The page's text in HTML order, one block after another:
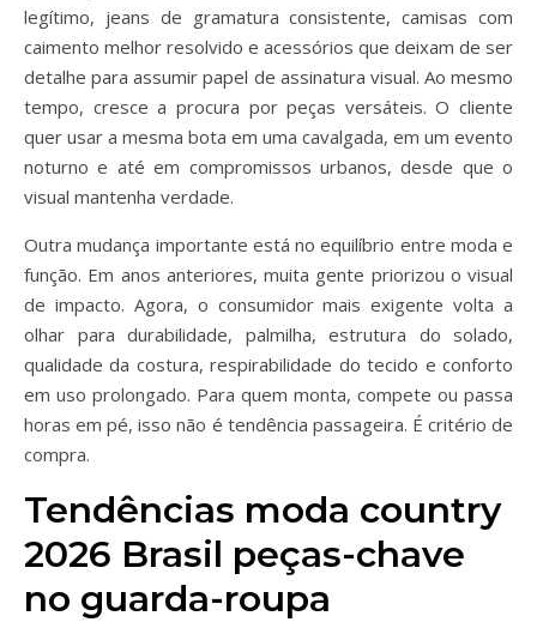
legítimo, jeans de gramatura consistente, camisas com
caimento melhor resolvido e acessórios que deixam de ser
detalhe para assumir papel de assinatura visual. Ao mesmo
tempo, cresce a procura por peças versáteis. O cliente
quer usar a mesma bota em uma cavalgada, em um evento
noturno e até em compromissos urbanos, desde que o
visual mantenha verdade.
Outra mudança importante está no equilíbrio entre moda e
função. Em anos anteriores, muita gente priorizou o visual
de impacto. Agora, o consumidor mais exigente volta a
olhar para durabilidade, palmilha, estrutura do solado,
qualidade da costura, respirabilidade do tecido e conforto
em uso prolongado. Para quem monta, compete ou passa
horas em pé, isso não é tendência passageira. É critério de
compra.
Tendências moda country
2026 Brasil peças-chave
no guarda-roupa